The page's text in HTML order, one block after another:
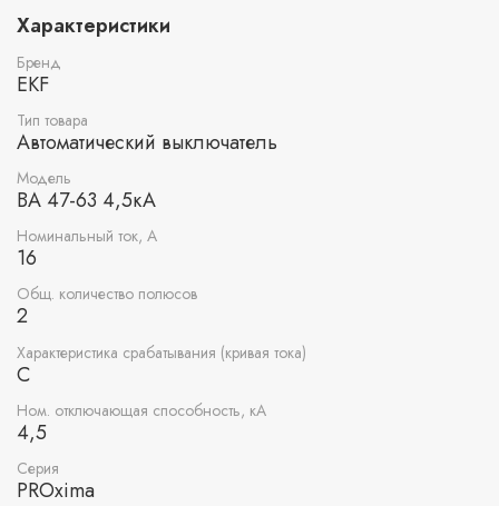
Характеристики
Бренд
EKF
Тип товара
Автоматический выключатель
Модель
ВА 47-63 4,5кА
Номинальный ток, А
16
Общ. количество полюсов
2
Характеристика срабатывания (кривая тока)
C
Ном. отключающая способность, кА
4,5
Серия
PROxima